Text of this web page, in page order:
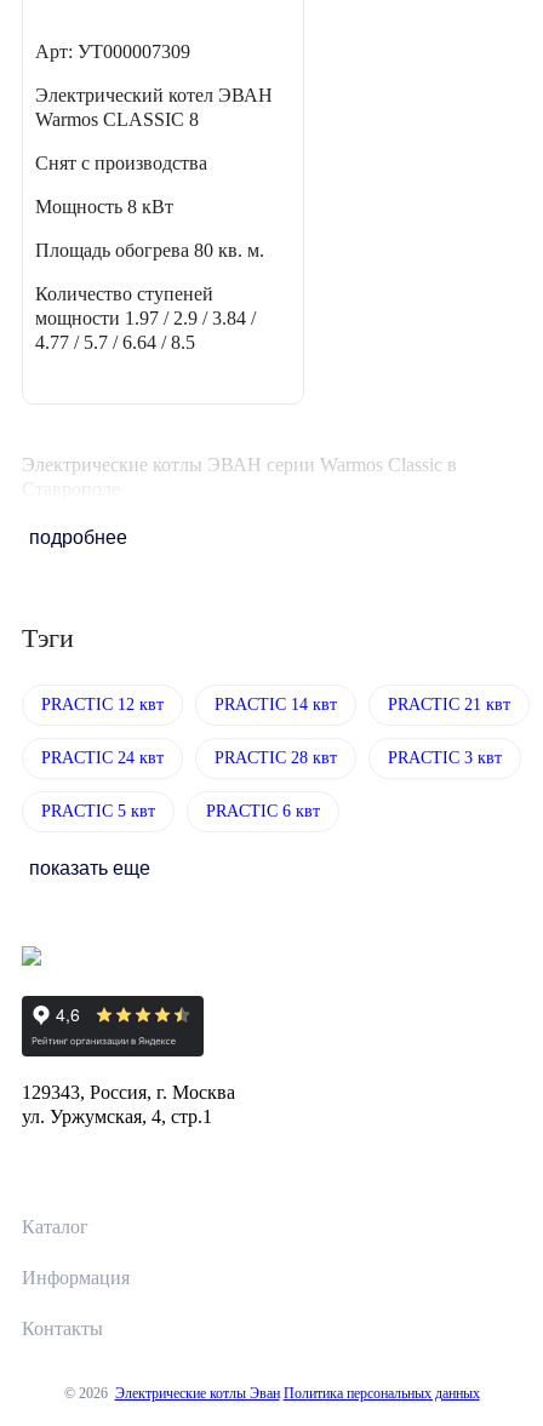
Арт: УТ000007309
Электрический котел ЭВАН
Warmos CLASSIC 8
Снят с производства
Мощность 8 кВт
Площадь обогрева 80 кв. м.
Количество ступеней
мощности 1.97 / 2.9 / 3.84 /
4.77 / 5.7 / 6.64 / 8.5
Электрические котлы ЭВАН серии Warmos Classic в
подробнее
Тэги
PRACTIC 12 квт PRACTIC 14 квт PRACTIC 21 квт
PRACTIC 24 квт PRACTIC 28 квт PRACTIC 3 квт
PRACTIC 5 квт PRACTIC 6 квт
показать еще
129343, Россия, г. Москва
ул. Уржумская, 4, стр.1
Каталог
Информация
Контакты
© 2026 Электрические котлы Эван Политика персональных данных